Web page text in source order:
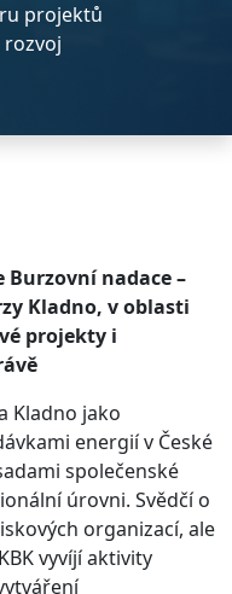
projektů
nadace –
Kladno, v oblasti
projekty i
Kladno jako
energií v České
společenské
úrovni. Svědčí o
organizací, ale
vyvíjí aktivity